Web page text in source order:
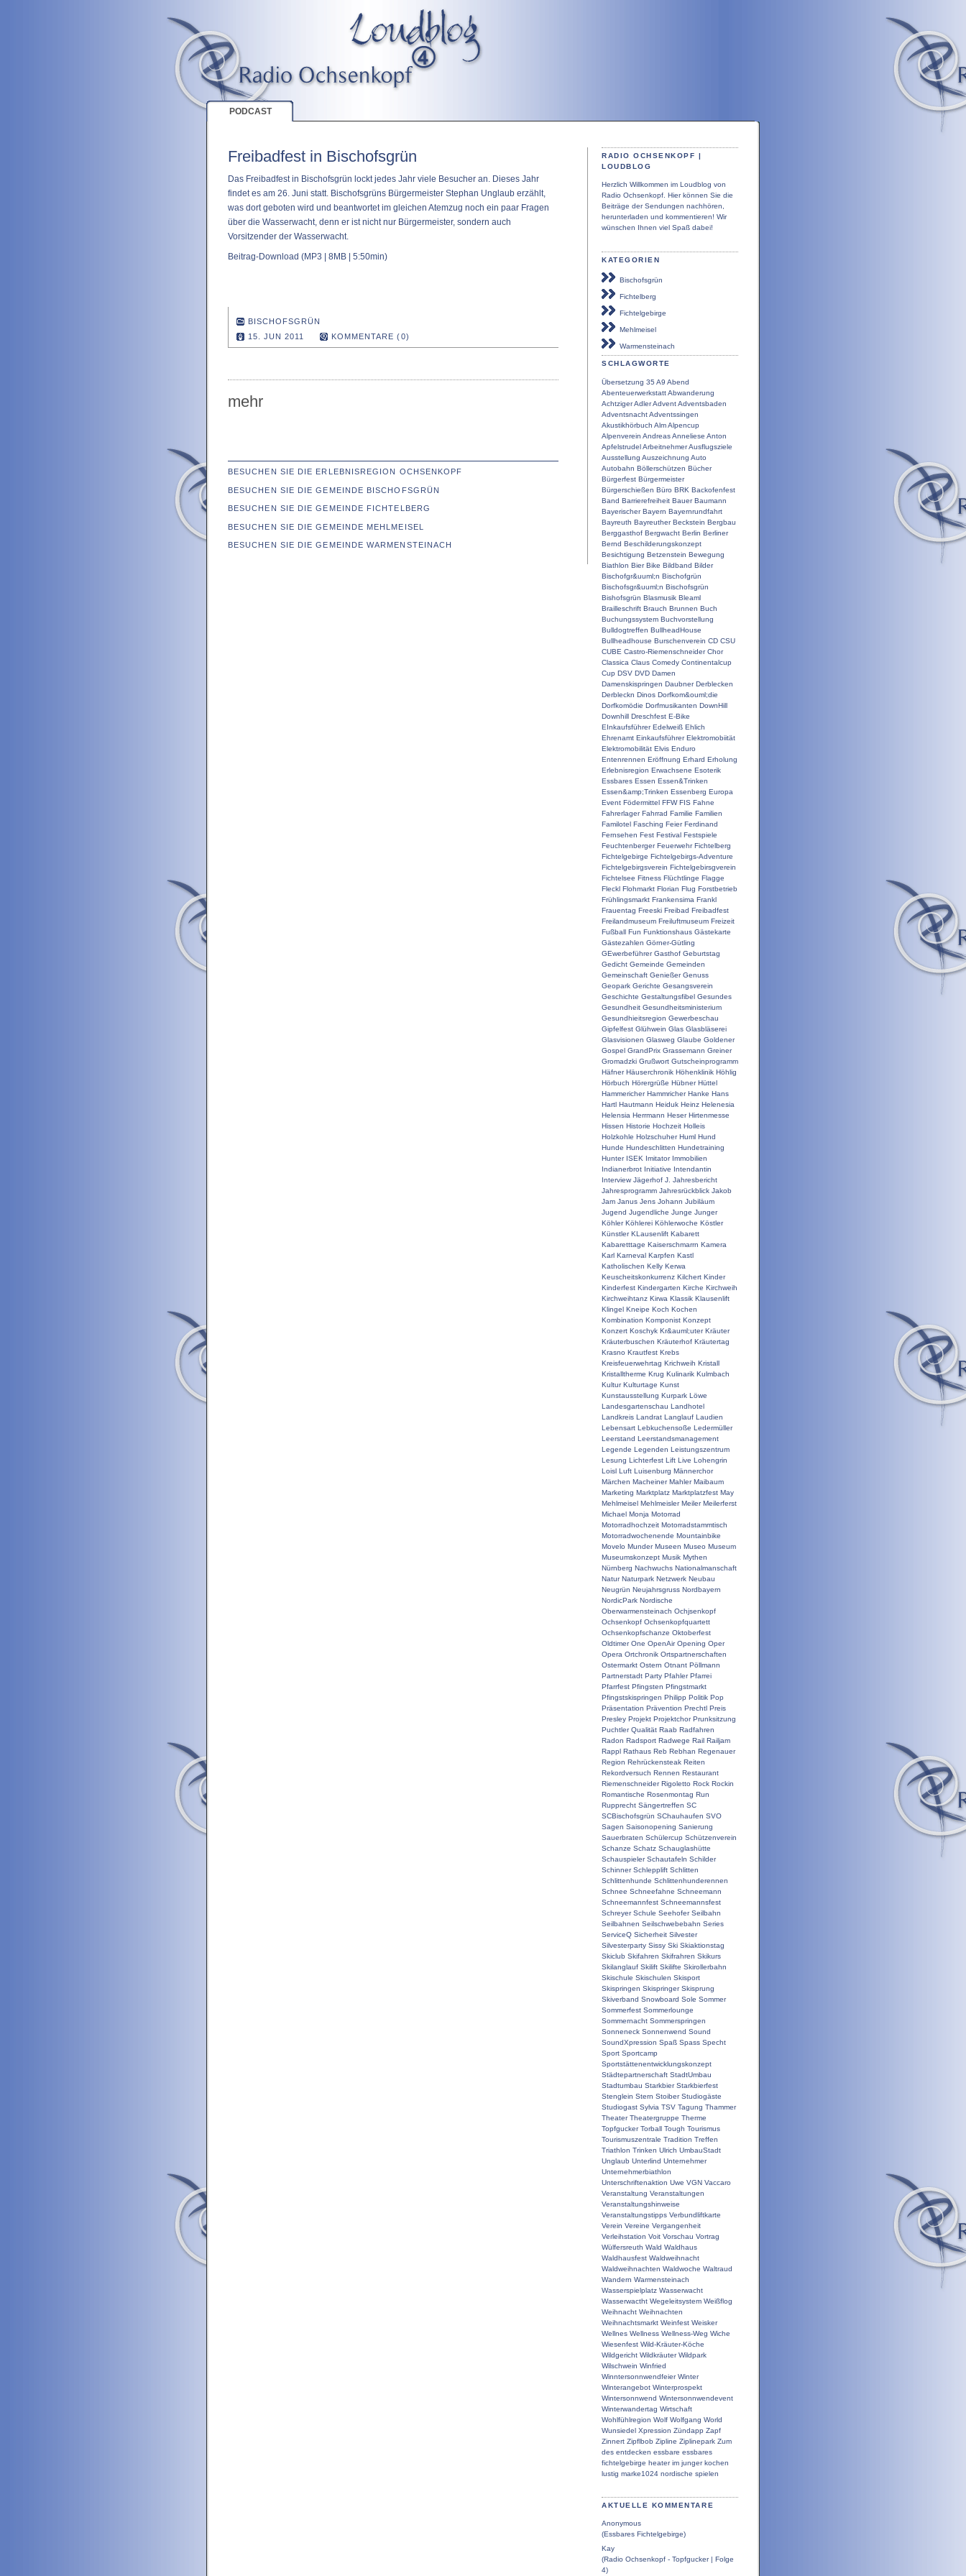
PODCAST
RADIO OCHSENKOPF |
LOUDBLOG
Herzlich Willkommen im Loudblog von
Radio Ochsenkopf. Hier können Sie die
Beiträge der Sendungen nachhören,
herunterladen und kommentieren! Wir
wünschen Ihnen viel Spaß dabei!
KATEGORIEN
Bischofsgrün
Fichtelberg
Fichtelgebirge
Mehlmeisel
Warmensteinach
SCHLAGWORTE
Übersetzung 35 A9 Abend
AbenteuerwerkstattAbwanderung
AchtzigerAdlerAdventAdventsbaden
AdventsnachtAdventssingen
Akustikhörbuch AlmAlpencup
Alpenverein AndreasAnneliese Anton
ApfelstrudelArbeitnehmerAusflugsziele
Ausstellung Auszeichnung Auto
Autobahn Böllerschützen Bücher
Bürgerfest Bürgermeister
Bürgerschießen Büro BRK Backofenfest
Band Barrierefreiheit Bauer Baumann
Bayerischer Bayern Bayernrundfahrt
Bayreuth Bayreuther Beckstein Bergbau
Berggasthof Bergwacht Berlin Berliner
Bernd Beschilderungskonzept
Besichtigung Betzenstein Bewegung
Biathlon Bier Bike Bildband Bilder
Bischofgr&uuml;n Bischofgrün
Bischofsgr&uuml;n Bischofsgrün
Bishofsgrün Blasmusik Bleaml
Brailleschrift Brauch Brunnen Buch
Buchungssystem Buchvorstellung
Bulldogtreffen BullheadHouse
Bullheadhouse Burschenverein CD CSU
CUBE Castro-Riemenschneider Chor
Classica Claus Comedy Continentalcup
Cup DSV DVD Damen
Damenskispringen Daubner Derblecken
Derbleckn Dinos Dorfkom&ouml;die
Dorfkomödie Dorfmusikanten DownHill
Downhill Dreschfest E-Bike
EInkaufsführer Edelweiß Ehlich
Ehrenamt Einkaufsführer Elektromobiität
Elektromobilität Elvis Enduro
Entenrennen Eröffnung Erhard Erholung
Erlebnisregion Erwachsene Esoterik
Essbares Essen Essen&Trinken
Essen&amp;Trinken Essenberg Europa
Event Födermittel FFW FIS Fahne
Fahrerlager Fahrrad Familie Familien
Familotel Fasching Feier Ferdinand
Fernsehen Fest Festival Festspiele
Feuchtenberger Feuerwehr Fichtelberg
Fichtelgebirge Fichtelgebirgs-Adventure
Fichtelgebirgsverein Fichtelgebirsgverein
Fichtelsee Fitness Flüchtlinge Flagge
Fleckl Flohmarkt Florian Flug Forstbetrieb
Frühlingsmarkt Frankensima Frankl
Frauentag Freeski Freibad Freibadfest
Freilandmuseum Freiluftmuseum Freizeit
Fußball Fun Funktionshaus Gästekarte
Gästezahlen Görner-Gütling
GEwerbeführer Gasthof Geburtstag
Gedicht Gemeinde Gemeinden
Gemeinschaft Genießer Genuss
Geopark Gerichte Gesangsverein
Geschichte Gestaltungsfibel Gesundes
Gesundheit Gesundheitsministerium
Gesundhieitsregion Gewerbeschau
Gipfelfest Glühwein Glas Glasbläserei
Glasvisionen Glasweg Glaube Goldener
Gospel GrandPrix Grassemann Greiner
Gromadzki Grußwort Gutscheinprogramm
Häfner Häuserchronik Höhenklinik Höhlig
Hörbuch Hörergrüße Hübner Hüttel
Hammericher Hammricher Hanke Hans
Hartl Hautmann Heiduk Heinz Helenesia
Helensia Herrmann Heser Hirtenmesse
Hissen Historie Hochzeit Holleis
Holzkohle Holzschuher Huml Hund
Hunde Hundeschlitten Hundetraining
Hunter ISEK Imitator Immobilien
Indianerbrot Initiative Intendantin
Interview Jägerhof J. Jahresbericht
Jahresprogramm Jahresrückblick Jakob
Jam Janus Jens Johann Jubiläum
Jugend Jugendliche Junge Junger
Köhler Köhlerei Köhlerwoche Köstler
Künstler KLausenlift Kabarett
Kabaretttage Kaiserschmarrn Kamera
Karl Karneval Karpfen Kastl
Katholischen Kelly Kerwa
Keuscheitskonkurrenz Kilchert Kinder
Kinderfest Kindergarten Kirche Kirchweih
Kirchweihtanz Kirwa Klassik Klausenlift
Klingel Kneipe Koch Kochen
Kombination Komponist Konzept
Konzert Koschyk Kr&auml;uter Kräuter
Kräuterbuschen Kräuterhof Kräutertag
Krasno Krautfest Krebs
Kreisfeuerwehrtag Krichweih Kristall
Kristalltherme Krug Kulinarik Kulmbach
Kultur Kulturtage Kunst
Kunstausstellung Kurpark Löwe
Landesgartenschau Landhotel
Landkreis Landrat Langlauf Laudien
Lebensart Lebkuchensoße Ledermüller
Leerstand Leerstandsmanagement
Legende Legenden Leistungszentrum
Lesung Lichterfest Lift Live Lohengrin
Loisl Luft Luisenburg Männerchor
Märchen Macheiner Mahler Maibaum
Marketing Marktplatz Marktplatzfest May
Mehlmeisel Mehlmeisler Meiler Meilerferst
Michael Monja Motorrad
Motorradhochzeit Motorradstammtisch
Motorradwochenende Mountainbike
Movelo Munder Museen Museo Museum
Museumskonzept Musik Mythen
Nürnberg Nachwuchs Nationalmanschaft
Natur Naturpark Netzwerk Neubau
Neugrün Neujahrsgruss Nordbayern
NordicPark Nordische
Oberwarmensteinach Ochjsenkopf
Ochsenkopf Ochsenkopfquartett
Ochsenkopfschanze Oktoberfest
Oldtimer One OpenAir Opening Oper
Opera Ortchronik Ortspartnerschaften
Ostermarkt Ostern Otnant Pöllmann
Partnerstadt Party Pfahler Pfarrei
Pfarrfest Pfingsten Pfingstmarkt
Pfingstskispringen Philipp Politik Pop
Präsentation Prävention Prechtl Preis
Presley Projekt Projektchor Prunksitzung
Puchtler Qualität Raab Radfahren
Radon Radsport Radwege Rail Railjam
Rappl Rathaus Reb Rebhan Regenauer
Region Rehrückensteak Reiten
Rekordversuch Rennen Restaurant
Riemenschneider Rigoletto Rock Rockin
Romantische Rosenmontag Run
Rupprecht Sängertreffen SC
SCBischofsgrün SChauhaufen SVO
Sagen Saisonopening Sanierung
Sauerbraten Schülercup Schützenverein
Schanze Schatz Schauglashütte
Schauspieler Schautafeln Schilder
Schinner Schlepplift Schlitten
Schlittenhunde Schlittenhunderennen
Schnee Schneefahne Schneemann
Schneemannfest Schneemannsfest
Schreyer Schule Seehofer Seilbahn
Seilbahnen Seilschwebebahn Series
ServiceQ Sicherheit Silvester
Silvesterparty Sissy Ski Skiaktionstag
Skiclub Skifahren Skifrahren Skikurs
Skilanglauf Skilift Skilifte Skirollerbahn
Skischule Skischulen Skisport
Skispringen Skispringer Skisprung
Skiverband Snowboard Sole Sommer
Sommerfest Sommerlounge
Sommernacht Sommerspringen
Sonneneck Sonnenwend Sound
SoundXpression Spaß Spass Specht
Sport Sportcamp
Sportstättenentwicklungskonzept
Städtepartnerschaft StadtUmbau
Stadtumbau Starkbier Starkbierfest
Stenglein Stern Stoiber Studiogäste
Studiogast Sylvia TSV Tagung Thammer
Theater Theatergruppe Therme
Topfgucker Torball Tough Tourismus
Tourismuszentrale Tradition Treffen
Triathlon Trinken Ulrich UmbauStadt
Unglaub Unterlind Unternehmer
Unternehmerbiathlon
Unterschriftenaktion Uwe VGN Vaccaro
Veranstaltung Veranstaltungen
Veranstaltungshinweise
Veranstaltungstipps Verbundliftkarte
Verein Vereine Vergangenheit
Verleihstation Voit Vorschau Vortrag
Wülfersreuth Wald Waldhaus
Waldhausfest Waldweihnacht
Waldweihnachten Waldwoche Waltraud
Wandern Warmensteinach
Wasserspielplatz Wasserwacht
Wasserwactht Wegeleitsystem Weißflog
Weihnacht Weihnachten
Weihnachtsmarkt Weinfest Weisker
Wellnes Wellness Wellness-Weg Wiche
Wiesenfest Wild-Kräuter-Köche
Wildgericht Wildkräuter Wildpark
Wilschwein Winfried
Winntersonnwendfeier Winter
Winterangebot Winterprospekt
Wintersonnwend Wintersonnwendevent
Winterwandertag Wirtschaft
Wohlfühlregion Wolf Wolfgang World
Wunsiedel Xpression Zündapp Zapf
Zinnert Zipflbob Zipline Ziplinepark Zum
des entdecken essbare essbares
fichtelgebirge heater im junger kochen
lustig marke1024 nordische spielen
AKTUELLE KOMMENTARE
Anonymous
(Essbares Fichtelgebirge)
Kay
(Radio Ochsenkopf - Topfgucker | Folge
4)
Freibadfest in Bischofsgrün
Das Freibadfest in Bischofsgrün lockt jedes Jahr viele Besucher an. Dieses Jahr
findet es am 26. Juni statt. Bischofsgrüns Bürgermeister Stephan Unglaub erzählt,
was dort geboten wird und beantwortet im gleichen Atemzug noch ein paar Fragen
über die Wasserwacht, denn er ist nicht nur Bürgermeister, sondern auch
Vorsitzender der Wasserwacht.
Beitrag-Download (MP3 | 8MB | 5:50min)
BISCHOFSGRÜN
15. JUN 2011
KOMMENTARE (0)
mehr
BESUCHEN SIE DIE ERLEBNISREGION OCHSENKOPF
BESUCHEN SIE DIE GEMEINDE BISCHOFSGRÜN
BESUCHEN SIE DIE GEMEINDE FICHTELBERG
BESUCHEN SIE DIE GEMEINDE MEHLMEISEL
BESUCHEN SIE DIE GEMEINDE WARMENSTEINACH